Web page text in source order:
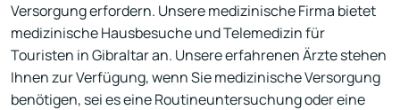
Versorgung erfordern. Unsere medizinische Firma bietet
medizinische Hausbesuche und Telemedizin für
Touristen in Gibraltar an. Unsere erfahrenen Ärzte stehen
Ihnen zur Verfügung, wenn Sie medizinische Versorgung
benötigen, sei es eine Routineuntersuchung oder eine